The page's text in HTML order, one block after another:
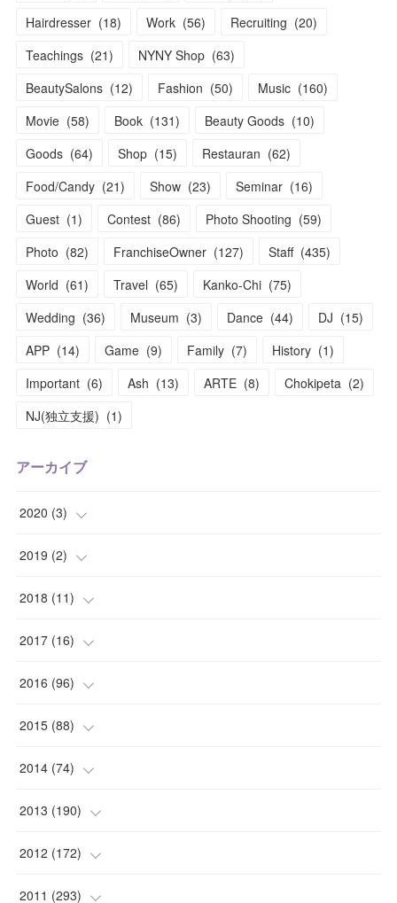
Hairdresser (18) Work (56) Recruiting (20)
Teachings (21) NYNY Shop (63)
BeautySalons (12) Fashion (50) Music (160)
Movie (58) Book (131) Beauty Goods (10)
Goods (64) Shop (15) Restauran (62)
Food/Candy (21) Show (23) Seminar (16)
Guest (1) Contest (86) Photo Shooting (59)
Photo (82) FranchiseOwner (127) Staff (435)
World (61) Travel (65) Kanko-Chi (75)
Wedding (36) Museum (3) Dance (44) DJ (15)
APP (14) Game (9) Family (7) History (1)
Important (6) Ash (13) ARTE (8) Chokipeta (2)
NJ(独立支援) (1)
アーカイブ
2020 (3)
(1
( 1)
(1)
2019 (2)
( 1)
(1)
2018 (11)
(2)
(1)
(1)
(1)
( 3 )
2017 (16)
(1)
(2)
(1)
(3)
(1)
2016 (96)
(2)
(5)
(6)
(3)
(4)
2015 (88)
(4)
(7)
(6)
(6)
2014 (74)
(9)
(14)
(6)
2013 (190)
(17)
(22)
2012 (172)
(12)
2011 (293)